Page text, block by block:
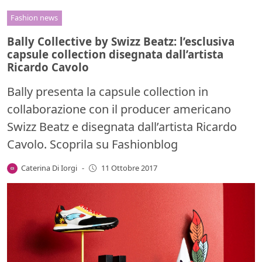
Fashion news
Bally Collective by Swizz Beatz: l’esclusiva
capsule collection disegnata dall’artista
Ricardo Cavolo
Bally presenta la capsule collection in
collaborazione con il producer americano
Swizz Beatz e disegnata dall’artista Ricardo
Cavolo. Scoprila su Fashionblog
Caterina Di Iorgi - 11 Ottobre 2017